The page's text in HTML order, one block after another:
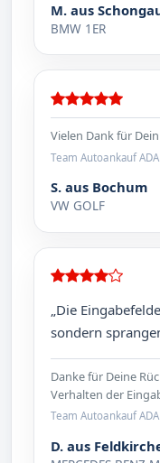
M. aus
BMW 1ER
Vielen Dank für
Team Autoankauf
S. aus Bochum
VW GOLF
„Die
sondern
Danke für Deine
Verhalten der
Team Autoankauf
D. aus